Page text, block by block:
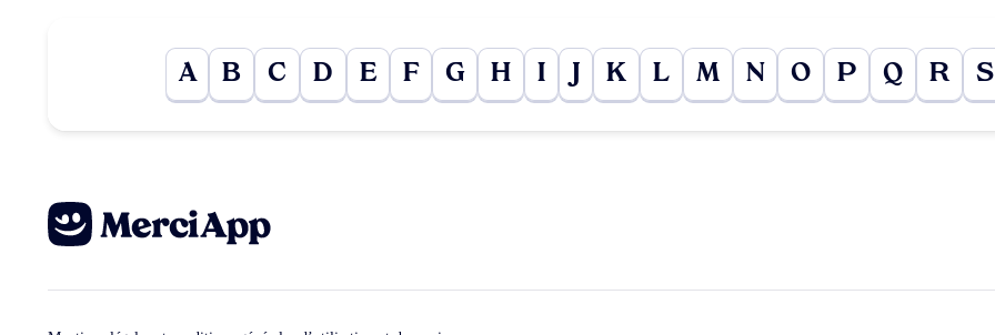
A B C D E F G H I J K L M N O P Q R S